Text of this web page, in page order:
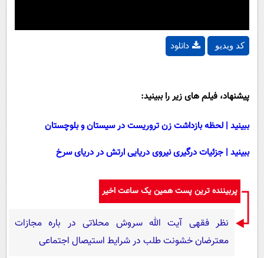
کد ویدیو دانلود
پیشنهاد، فیلم های زیر را ببینید:
ببینید | لحظه بازداشت زن تروریست در سیستان و بلوچستان
ببینید | جزئیات درگیری نیروی دریایی ارتش در دریای سرخ
پربیننده ترین پست همین یک ساعت اخیر
نظر فقهی آیت الله سروش محلاتی در باره مجازات
معترضان خشونت طلب در شرایط استیصال اجتماعی